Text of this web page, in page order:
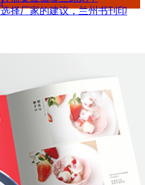
择厂家的建议，兰州书刊印